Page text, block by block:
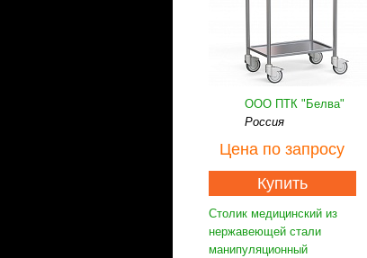
ООО ПТК "Белва"
Россия
Цена по запросу
Купить
Столик медицинский из
нержавеющей стали
манипуляционный